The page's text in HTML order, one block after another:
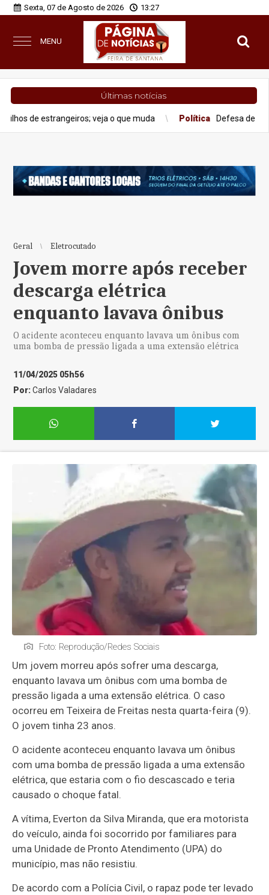
Sexta, 07 de Agosto de 2026 13:27
MENU
Últimas notícias
veja o que muda Política Defesa de Jaques
Geral Eletrocutado
Jovem morre após receber
descarga elétrica
enquanto lavava ônibus
O acidente aconteceu enquanto lavava um ônibus com
uma bomba de pressão ligada a uma extensão elétrica
11/04/2025 05h56
Por:Carlos Valadares
Foto: Reprodução/Redes Sociais
Um jovem morreu após sofrer uma descarga,
enquanto lavava um ônibus com uma bomba de
pressão ligada a uma extensão elétrica. O caso
ocorreu em Teixeira de Freitas nesta quarta-feira (9).
O jovem tinha 23 anos.
O acidente aconteceu enquanto lavava um ônibus
com uma bomba de pressão ligada a uma extensão
elétrica, que estaria com o fio descascado e teria
causado o choque fatal.
A vítima, Everton da Silva Miranda, que era motorista
do veículo, ainda foi socorrido por familiares para
uma Unidade de Pronto Atendimento (UPA) do
município, mas não resistiu.
De acordo com a Polícia Civil, o rapaz pode ter levado